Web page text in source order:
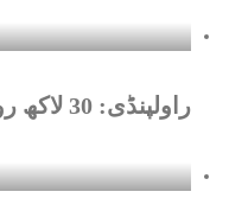
راولپنڈی: 30 لاکھ روپے کی چوری میں ملوث